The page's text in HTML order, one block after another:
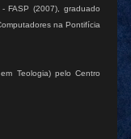
FASP (2007), graduado
na Pontifícia
Teologia) pelo Centro